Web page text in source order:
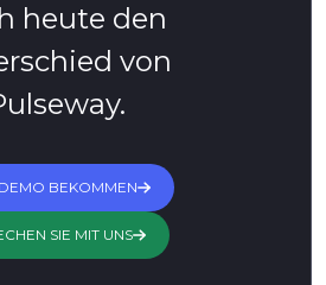
heute den
von
BEKOMMEN
SIE MIT UNS